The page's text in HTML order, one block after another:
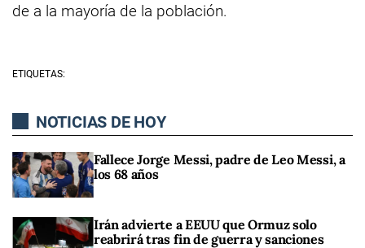
de a la mayoría de la población.
ETIQUETAS:
NOTICIAS DE HOY
Fallece Jorge Messi, padre de Leo Messi, a
los 68 años
Irán advierte a EEUU que Ormuz solo
reabrirá tras fin de guerra y sanciones